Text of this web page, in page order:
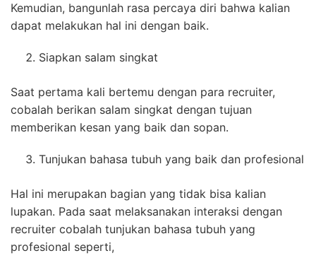
Kemudian, bangunlah rasa percaya diri bahwa kalian
dapat melakukan hal ini dengan baik.
Siapkan salam singkat
Saat pertama kali bertemu dengan para recruiter,
cobalah berikan salam singkat dengan tujuan
memberikan kesan yang baik dan sopan.
Tunjukan bahasa tubuh yang baik dan profesional
Hal ini merupakan bagian yang tidak bisa kalian
lupakan. Pada saat melaksanakan interaksi dengan
recruiter cobalah tunjukan bahasa tubuh yang
profesional seperti,